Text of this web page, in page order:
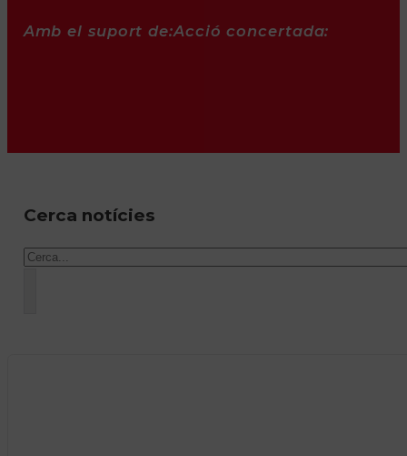
Amb el suport de:Acció concertada:
Cerca notícies
Cercar